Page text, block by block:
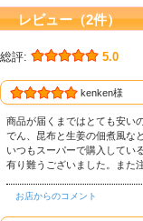
レビュー（2件）
総評: 5.0
kenken様
商品が届くまではとても安
でん、昆布と生姜の佃煮風な
いつもスーパーで購入してい
有り難うございました。また
お店からのコメント